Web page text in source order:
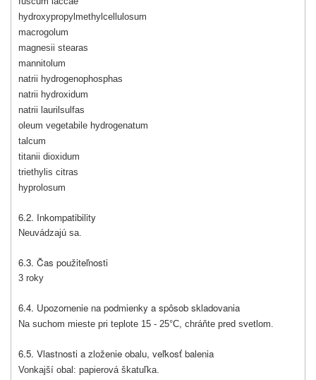
hydroxypropylmethylcellulosum
macrogolum
magnesii stearas
mannitolum
natrii hydrogenophosphas
natrii hydroxidum
natrii laurilsulfas
oleum vegetabile hydrogenatum
talcum
titanii dioxidum
triethylis citras
hyprolosum
6.2. Inkompatibility
Neuvádzajú sa.
6.3. Čas použiteľnosti
3 roky
6.4. Upozornenie na podmienky a spôsob skladovania
Na suchom mieste pri teplote 15 - 25°C, chráňte pred svetlom.
6.5. Vlastnosti a zloženie obalu, veľkosť balenia
Vonkajší obal: papierová škatuľka.